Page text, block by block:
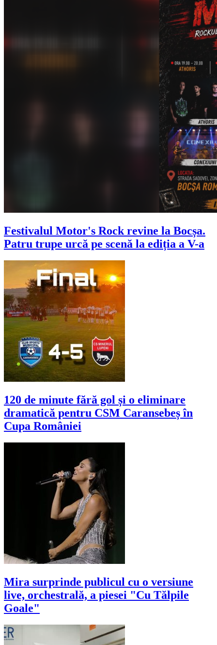
Festivalul Motor's Rock revine la Bocșa.
Patru trupe urcă pe scenă la ediția a V-a
120 de minute fără gol și o eliminare
dramatică pentru CSM Caransebeș în
Cupa României
Mira surprinde publicul cu o versiune
live, orchestrală, a piesei "Cu Tălpile
Goale"